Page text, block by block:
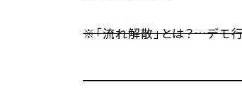
※「流れ解散」とは？…デモ